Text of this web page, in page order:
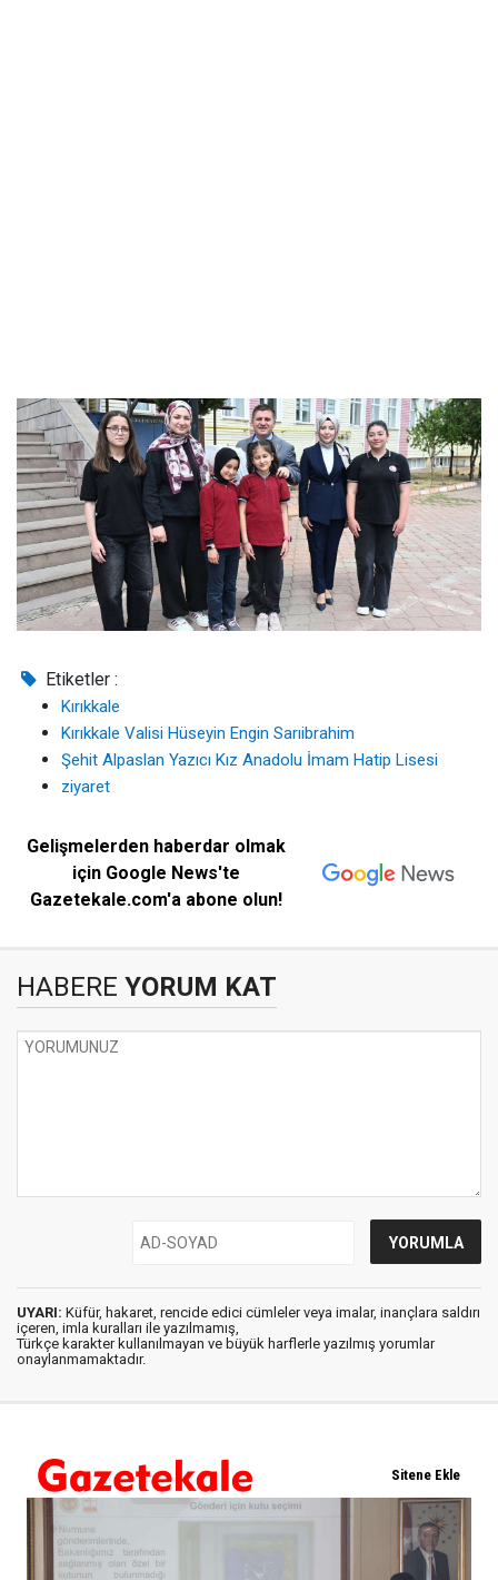
Etiketler :
Kırıkkale
Kırıkkale Valisi Hüseyin Engin Sarıibrahim
Şehit Alpaslan Yazıcı Kız Anadolu İmam Hatip Lisesi
ziyaret
Gelişmelerden haberdar olmak
için Google News'te
Gazetekale.com'a abone olun!
HABERE YORUM KAT
UYARI: Küfür, hakaret, rencide edici cümleler veya imalar, inançlara saldırı
içeren, imla kuralları ile yazılmamış,
Türkçe karakter kullanılmayan ve büyük harflerle yazılmış yorumlar
onaylanmamaktadır.